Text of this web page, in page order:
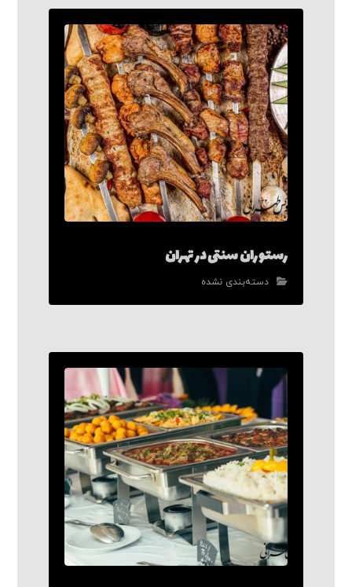
رستوران سنتی در تهران
دسته‌بندی نشده